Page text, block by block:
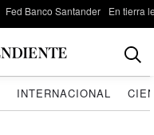
Fed Banco Santander En tierra
INTERNACIONAL